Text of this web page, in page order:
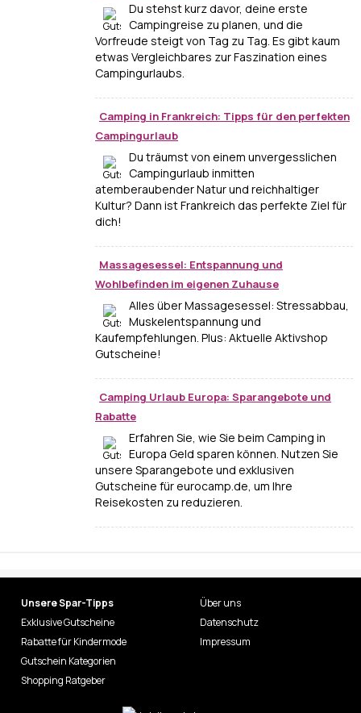
Du stehst kurz davor, deine erste
Campingreise zu planen, und die
Vorfreude steigt von Tag zu Tag. Es gibt kaum
etwas Vergleichbares zur Faszination eines
Campingurlaubs.
Camping in Frankreich: Tipps für den perfekten
Campingurlaub
Du träumst von einem unvergesslichen
Campingurlaub inmitten
atemberaubender Natur und reichhaltiger
Kultur? Dann ist Frankreich das perfekte Ziel für
dich!
Massagesessel: Entspannung und
Wohlbefinden im eigenen Zuhause
Alles über Massagesessel: Stressabbau,
Muskelentspannung und
Kaufempfehlungen. Plus: Aktuelle Aktivshop
Gutscheine!
Camping Urlaub Europa: Sparangebote und
Rabatte
Erfahren Sie, wie Sie beim Camping in
Europa Geld sparen können. Nutzen Sie
unsere Sparangebote und exklusiven
Gutscheine für eurocamp.de, um Ihre
Reisekosten zu reduzieren.
Unsere Spar-Tipps
Exklusive Gutscheine
Rabatte für Kindermode
Gutschein Kategorien
Shopping Ratgeber
Über uns
Datenschutz
Impressum